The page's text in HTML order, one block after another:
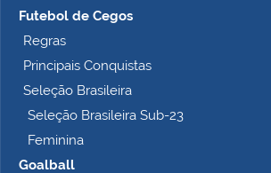
p
e
t
o
Futebol de Cegos
Regras
Principais Conquistas
Seleção Brasileira
Seleção Brasileira Sub-23
Feminina
Goalball